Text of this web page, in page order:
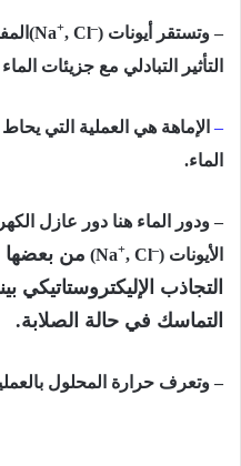
– وتستقر أيونات (Na+, Cl–)
التأثیر التبادلي مع جزیئات
– الإماھة ھي العملیة التي
الماء.
– ودور الماء ھنا دور عازل
الأیونات
Na+, Cl–)
( من بعضھا
التجاذب الإلیكتروستاتیكي
التماسك في حالة الصلابة.
– وتعرف حرارة المحلول